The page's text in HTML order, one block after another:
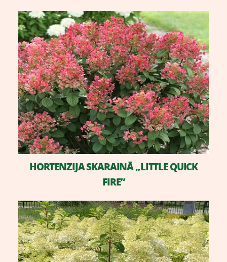
HORTENZIJA SKARAINĀ „LITTLE QUICK
FIRE”